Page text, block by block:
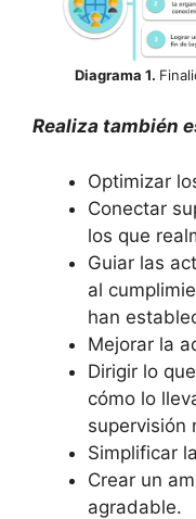
Diagrama 1.
Realiza también
Optimizar
Conectar
los que
Guiar las
al
han
Mejorar la
Dirigir lo
cómo lo
supervisión
Simplificar
Crear un
agradable.